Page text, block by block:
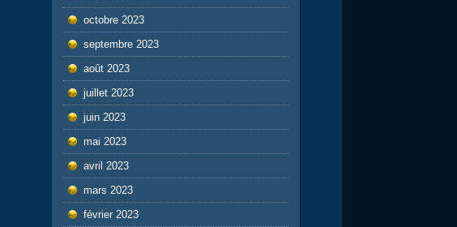
octobre 2023
septembre 2023
août 2023
juillet 2023
juin 2023
mai 2023
avril 2023
mars 2023
février 2023